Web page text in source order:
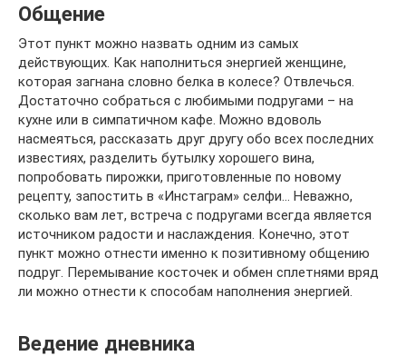
Общение
Этот пункт можно назвать одним из самых
действующих. Как наполниться энергией женщине,
которая загнана словно белка в колесе? Отвлечься.
Достаточно собраться с любимыми подругами – на
кухне или в симпатичном кафе. Можно вдоволь
насмеяться, рассказать друг другу обо всех последних
известиях, разделить бутылку хорошего вина,
попробовать пирожки, приготовленные по новому
рецепту, запостить в «Инстаграм» селфи… Неважно,
сколько вам лет, встреча с подругами всегда является
источником радости и наслаждения. Конечно, этот
пункт можно отнести именно к позитивному общению
подруг. Перемывание косточек и обмен сплетнями вряд
ли можно отнести к способам наполнения энергией.
Ведение дневника